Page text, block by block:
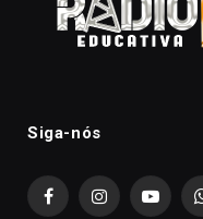
Siga-nós
FacebookInstagram